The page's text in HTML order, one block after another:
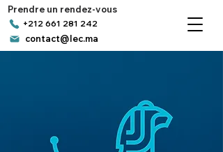
+212 661 281 242
contact@lec.ma
Prendre un rendez-vous